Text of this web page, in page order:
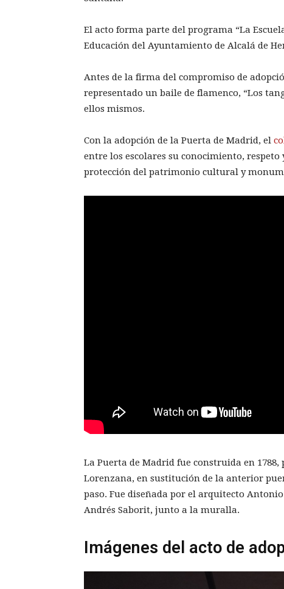
El acto forma parte del programa “La
Educación del Ayuntamiento de Alcalá de
Antes de la firma del compromiso de
representado un baile de flamenco, “Los
ellos mismos.
Con la adopción de la Puerta de Madrid, el
entre los escolares su conocimiento,
protección del patrimonio cultural y
La Puerta de Madrid fue construida en
Lorenzana, en sustitución de la anterior
paso. Fue diseñada por el arquitecto
Andrés Saborit, junto a la muralla.
Imágenes del acto de